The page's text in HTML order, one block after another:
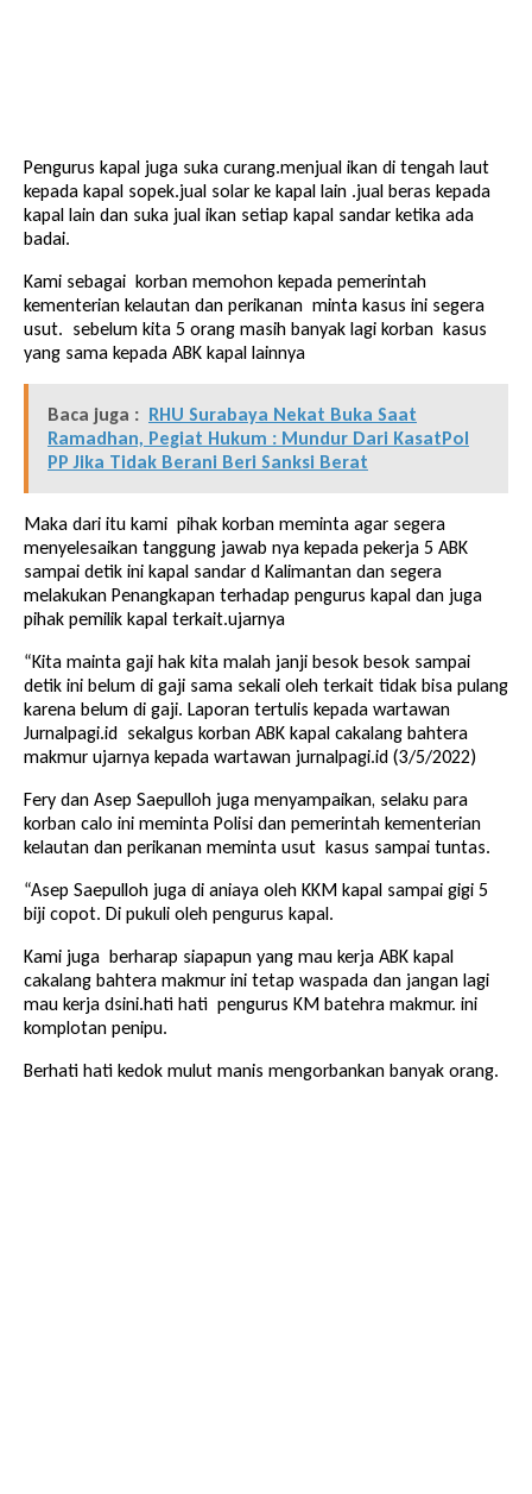
Pengurus kapal juga suka curang.menjual ikan di tengah laut
kepada kapal sopek.jual solar ke kapal lain .jual beras kepada
kapal lain dan suka jual ikan setiap kapal sandar ketika ada
badai.
Kami sebagai korban memohon kepada pemerintah
kementerian kelautan dan perikanan minta kasus ini segera
usut. sebelum kita 5 orang masih banyak lagi korban kasus
yang sama kepada ABK kapal lainnya
Baca juga : RHU Surabaya Nekat Buka Saat
Ramadhan, Pegiat Hukum : Mundur Dari KasatPol
PP Jika Tidak Berani Beri Sanksi Berat
Maka dari itu kami pihak korban meminta agar segera
menyelesaikan tanggung jawab nya kepada pekerja 5 ABK
sampai detik ini kapal sandar d Kalimantan dan segera
melakukan Penangkapan terhadap pengurus kapal dan juga
pihak pemilik kapal terkait.ujarnya
“Kita mainta gaji hak kita malah janji besok besok sampai
detik ini belum di gaji sama sekali oleh terkait tidak bisa pulang
karena belum di gaji. Laporan tertulis kepada wartawan
Jurnalpagi.id sekalgus korban ABK kapal cakalang bahtera
makmur ujarnya kepada wartawan jurnalpagi.id (3/5/2022)
Fery dan Asep Saepulloh juga menyampaikan, selaku para
korban calo ini meminta Polisi dan pemerintah kementerian
kelautan dan perikanan meminta usut kasus sampai tuntas.
“Asep Saepulloh juga di aniaya oleh KKM kapal sampai gigi 5
biji copot. Di pukuli oleh pengurus kapal.
Kami juga berharap siapapun yang mau kerja ABK kapal
cakalang bahtera makmur ini tetap waspada dan jangan lagi
mau kerja dsini.hati hati pengurus KM batehra makmur. ini
komplotan penipu.
Berhati hati kedok mulut manis mengorbankan banyak orang.